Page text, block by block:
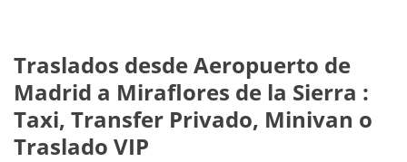
Traslados desdeAeropuerto de
Madrid a Miraflores de la Sierra :
Taxi, Transfer Privado, Minivan o
Traslado VIP